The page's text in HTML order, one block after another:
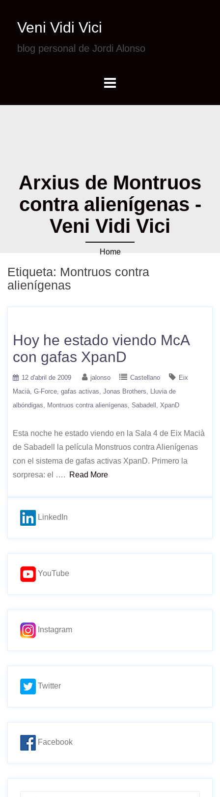
Veni Vidi Vici
blog personal de Jordi Alonso
Arxius de Montruos
contra alienígenas -
Veni Vidi Vici
Home
Etiqueta: Montruos contra
alienígenas
Hoy he estado viendo McA
con gafas XpanD
12 d'abril de 2009 jalonso Castellano
Eix
Macià G-Force gafas activas Jonas Brothers
Lluvia de
albóndigas
Montruos contra alienígenas Sabadell XpanD
Esta noche he estado viendo en la Sala 4 de Eix Macià
de Sabadell la película Monstruos contra Alienígenas
con el sistema de gafas activas XpanD. Primero la
sorpresa: el ….
Read More
LinkedIn
YouTube
Instagram
Twitter
Facebook